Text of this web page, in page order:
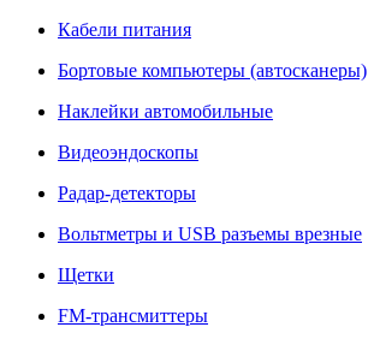
Кабели питания
Бортовые компьютеры (автосканеры)
Наклейки автомобильные
Видеоэндоскопы
Радар-детекторы
Вольтметры и USB разъемы врезные
Щетки
FM-трансмиттеры